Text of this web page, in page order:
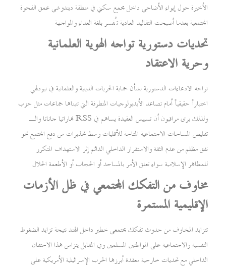
الأخيرة حول إيواء الأضاحي داخل مجمع سكني في منطقة ديندوشي عمق الفجوة
المجتمعية بعدما أصبحت التقاليد العادية تُفسر بلغة العداء والمواجهة
تحديات دستورية تواجه الهوية العلمانية
وحرية الاعتقاد
تواجه الادعاءات الدستورية بشأن حماية الحريات الدينية والعلمانية في نيودلهي
اختباراً حقيقياً أمام تصاعد الأيديولوجيات المتطرفة التي تتبناها جماعات مثل حزب
بهاراتيا جاناتا والـ RSS ولذلك يرى مراقبون أن تسييس العقيدة يساهم في
تقليص المساحات الاجتماعية المتاحة للأقليات وسط تحذيرات من دفع المجتمع نحو
نفق مظلم من عدم الثقة والاستقرار الداخلي الدائم إثر الاستهداف المتكرر
للمظاهر الإسلامية سواء تعلق الأمر بالمساجد أو الحجاب أو الأطعمة الحلال
مخاوف من التفكك المجتمعي في ظل الأزمات
الإقليمية المستمرة
تتزايد المخاوف من حدوث تفكك مجتمعي خطير داخل الهند نتيجة تزايد الضغوط
النفسية والاجتماعية على المواطنين المسلمين وفي المقابل يتزامن هذا الاحتقان
الداخلي مع تحديات خارجية معقدة أبرزها الحرب الإسرائيلية الأمريكية على